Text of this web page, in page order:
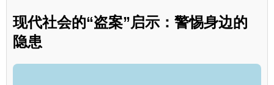
现代社会的“盗案”启示：警惕身边的
隐患